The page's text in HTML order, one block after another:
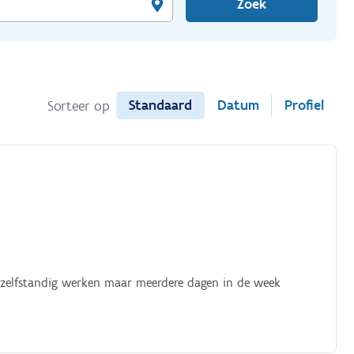
Zoek
Sorteer op Standaard Datum Profiel
werken maar meerdere dagen in de week